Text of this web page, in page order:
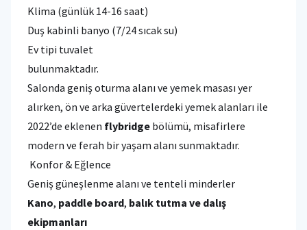
Klima (günlük 14-16 saat)
Duş kabinli banyo (7/24 sıcak su)
Ev tipi tuvalet
bulunmaktadır.
Salonda geniş oturma alanı ve yemek masası yer
alırken, ön ve arka güvertelerdeki yemek alanları ile
2022’de eklenen flybridge bölümü, misafirlere
modern ve ferah bir yaşam alanı sunmaktadır.
Konfor & Eğlence
Geniş güneşlenme alanı ve tenteli minderler
Kano, paddle board, balık tutma ve dalış
ekipmanları